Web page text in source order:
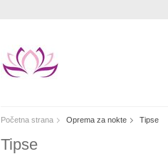
Početna strana Oprema za nokte Tipse
Tipse